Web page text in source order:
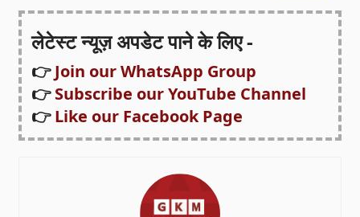
लेटेस्ट न्यूज़ अपडेट पाने के लिए -
👉Join our WhatsApp Group
👉Subscribe our YouTube Channel
👉Like our Facebook Page